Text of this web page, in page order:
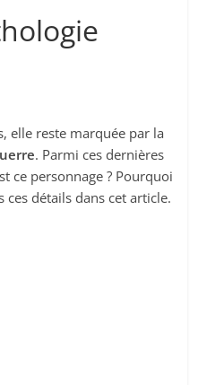
elle reste marquée par la
. Parmi ces dernières
ce personnage ? Pourquoi
détails dans cet article.